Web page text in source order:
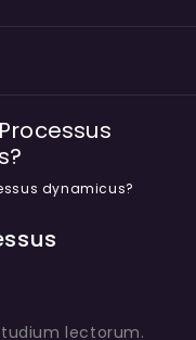
dynamicus?
lectorum.